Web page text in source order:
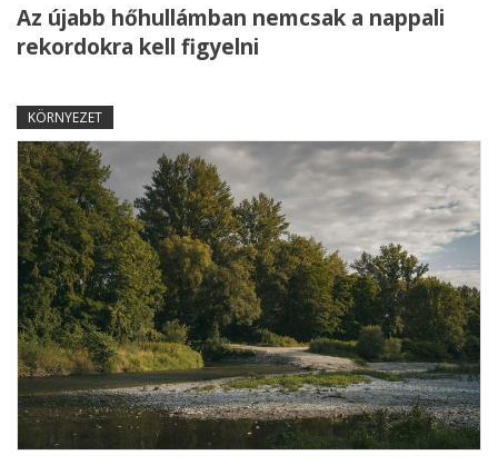
Az újabb hőhullámban nemcsak a nappali
rekordokra kell figyelni
KÖRNYEZET